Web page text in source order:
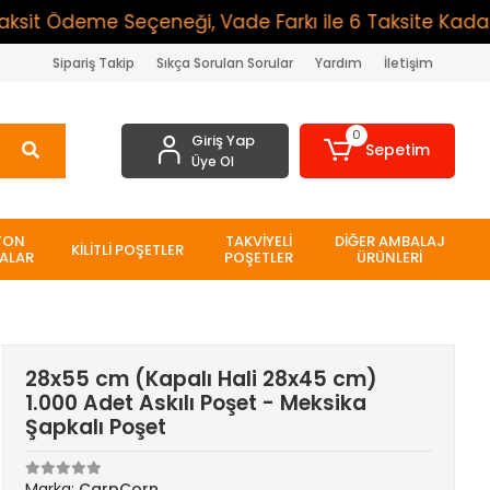
Seçeneği, Vade Farkı ile 6 Taksite Kadar
Sipariş Takip Sıkça Sorulan Sorular Yardım İletişim
Giriş Yap
Üye Ol
0
Sepetim
KİLİTLİ POŞETLER TAKVİYELİ
POŞETLER
DİĞER AMBALAJ
ÜRÜNLERİ
28x55 cm (Kapalı Hali 28x45 cm)
1.000 Adet Askılı Poşet - Meksika
Şapkalı Poşet